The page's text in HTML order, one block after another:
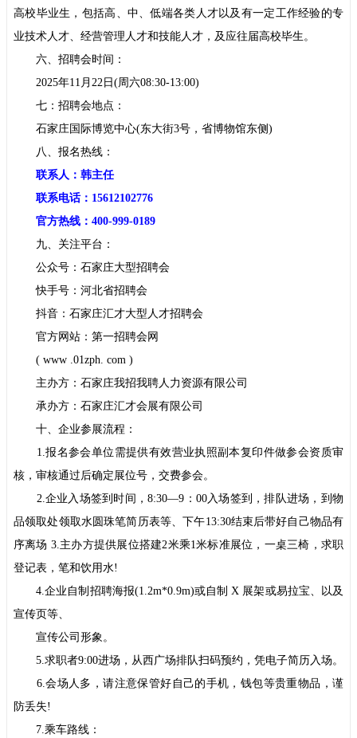
高校毕业生，包括高、中、低端各类人才以及有一定工作经验的专
业技术人才、经营管理人才和技能人才，及应往届高校毕生。
六、招聘会时间：
2025年11月22日(周六08:30-13:00)
七：招聘会地点：
石家庄国际博览中心(东大街3号，省博物馆东侧)
八、报名热线：
联系人：韩主任
联系电话：15612102776
官方热线：400-999-0189
九、关注平台：
公众号：石家庄大型招聘会
快手号：河北省招聘会
抖音：石家庄汇才大型人才招聘会
官方网站：第一招聘会网
( www .01zph. com )
主办方：石家庄我招我聘人力资源有限公司
承办方：石家庄汇才会展有限公司
十、企业参展流程：
1.报名参会单位需提供有效营业执照副本复印件做参会资质审
核，审核通过后确定展位号，交费参会。
2.企业入场签到时间，8:30—9：00入场签到，排队进场，到物
品领取处领取水圆珠笔简历表等、下午13:30结束后带好自己物品有
序离场 3.主办方提供展位搭建2米乘1米标准展位，一桌三椅，求职
登记表，笔和饮用水!
4.企业自制招聘海报(1.2m*0.9m)或自制 X 展架或易拉宝、以及
宣传页等、
宣传公司形象。
5.求职者9:00进场，从西广场排队扫码预约，凭电子简历入场。
6.会场人多，请注意保管好自己的手机，钱包等贵重物品，谨
防丢失!
7.乘车路线：